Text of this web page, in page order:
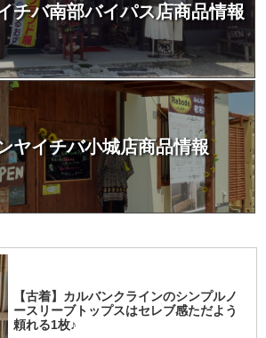
チバ南部バイパス店商品情報
ヤイチバ小城店商品情報
【古着】カルバンクラインのシンプルノ
ースリーブトップスはセレブ感ただよう
頼れる1枚♪